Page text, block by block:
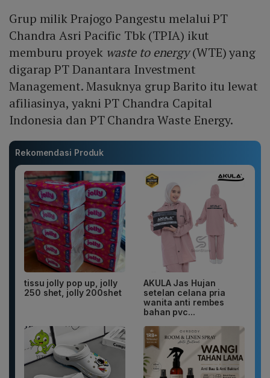
Grup milik Prajogo Pangestu melalui PT
Chandra Asri Pacific Tbk (TPIA) ikut
memburu proyek waste to energy(WTE) yang
digarap PT Danantara Investment
Management. Masuknya grup Barito itu lewat
afiliasinya, yakni PT Chandra Capital
Indonesia dan PT Chandra Waste Energy.
Rekomendasi Produk
tissu jolly pop up, jolly
250 shet, jolly 200shet
AKULA Jas Hujan
setelan celana pria
wanita anti rembes
bahan pvc...